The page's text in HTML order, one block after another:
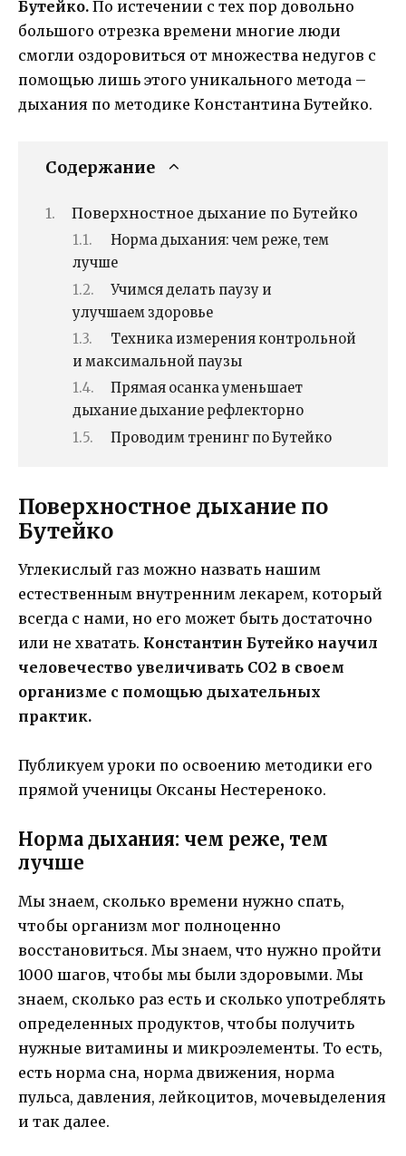
Бутейко. По истечении с тех пор довольно
большого отрезка времени многие люди
смогли оздоровиться от множества недугов с
помощью лишь этого уникального метода –
дыхания по методике Константина Бутейко.
Содержание
Поверхностное дыхание по Бутейко
Норма дыхания: чем реже, тем
лучше
Учимся делать паузу и
улучшаем здоровье
Техника измерения контрольной
и максимальной паузы
Прямая осанка уменьшает
дыхание дыхание рефлекторно
Проводим тренинг по Бутейко
Поверхностное дыхание по
Бутейко
Углекислый газ можно назвать нашим
естественным внутренним лекарем, который
всегда с нами, но его может быть достаточно
или не хватать. Константин Бутейко научил
человечество увеличивать СО2 в своем
организме с помощью дыхательных
практик.
Публикуем уроки по освоению методики его
прямой ученицы Оксаны Нестереноко.
Норма дыхания: чем реже, тем
лучше
Мы знаем, сколько времени нужно спать,
чтобы организм мог полноценно
восстановиться. Мы знаем, что нужно пройти
1000 шагов, чтобы мы были здоровыми. Мы
знаем, сколько раз есть и сколько употреблять
определенных продуктов, чтобы получить
нужные витамины и микроэлементы. То есть,
есть норма сна, норма движения, норма
пульса, давления, лейкоцитов, мочевыделения
и так далее.